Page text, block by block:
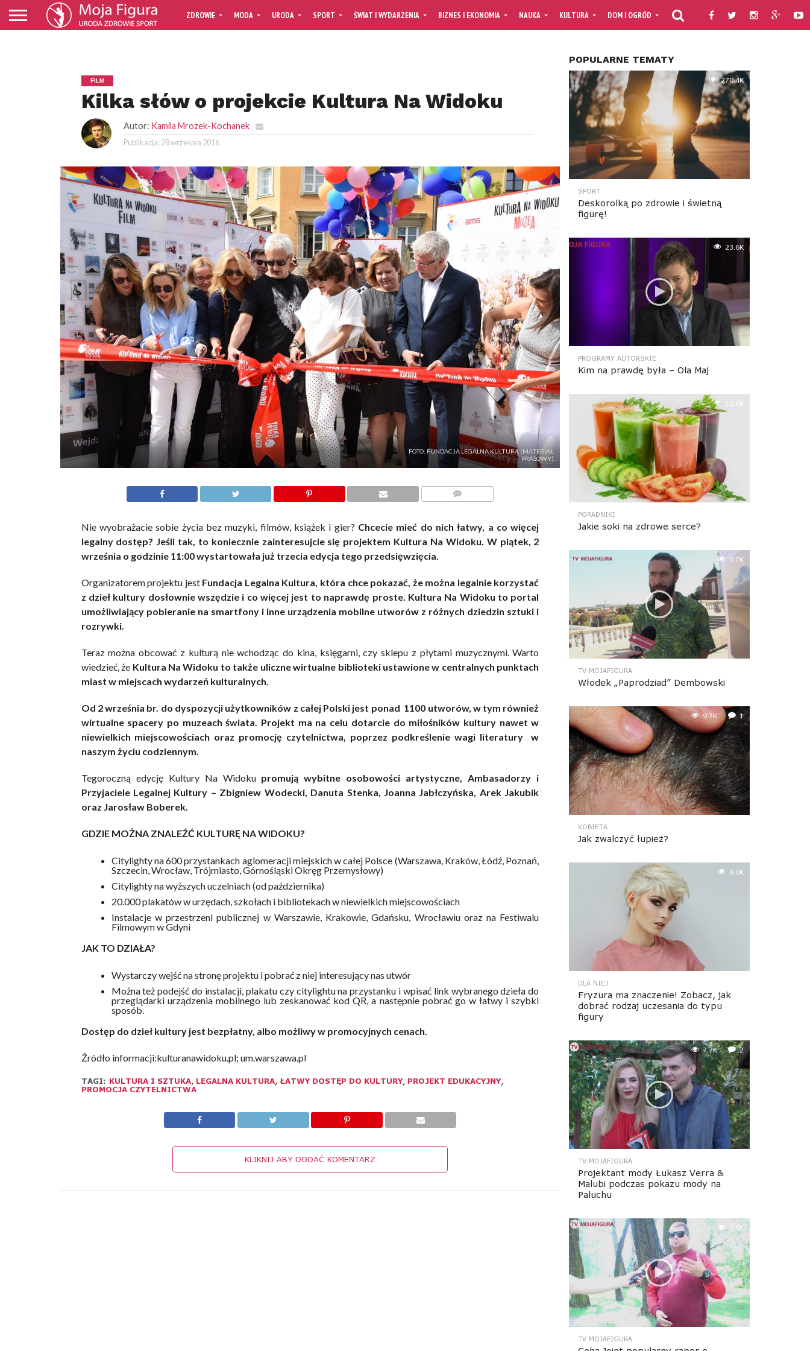
ZDROWIE MODA URODA SPORT ŚWIAT I WYDARZENIA BIZNES I EKONOMIA NAUKA KULTURA DOM I OGRÓD KULINARIA PORADNIKI TV
FILM
Kilka słów o projekcie Kultura Na Widoku
Autor: Kamila Mrozek-Kochanek
Publikacja: 28 września 2016
FOTO: FUNDACJA LEGALNA KULTURA (MATERIAŁ
PRASOWY)
Nie wyobrażacie sobie życia bez muzyki, filmów, książek i gier? Chcecie mieć do nich łatwy, a co więcej
legalny dostęp? Jeśli tak, to koniecznie zainteresujcie się projektem Kultura Na Widoku. W piątek, 2
września o godzinie 11:00 wystartowała już trzecia edycja tego przedsięwzięcia.
Organizatorem projektu jest Fundacja Legalna Kultura, która chce pokazać, że można legalnie korzystać
z dzieł kultury dosłownie wszędzie i co więcej jest to naprawdę proste. Kultura Na Widoku to portal
umożliwiający pobieranie na smartfony i inne urządzenia mobilne utworów z różnych dziedzin sztuki i
rozrywki.
Teraz można obcować z kulturą nie wchodząc do kina, księgarni, czy sklepu z płytami muzycznymi. Warto
wiedzieć, że Kultura Na Widoku to także uliczne wirtualne biblioteki ustawione w centralnych punktach
miast w miejscach wydarzeń kulturalnych.
Od 2 września br. do dyspozycji użytkowników z całej Polski jest ponad 1100 utworów, w tym również
wirtualne spacery po muzeach świata. Projekt ma na celu dotarcie do miłośników kultury nawet w
niewielkich miejscowościach oraz promocję czytelnictwa, poprzez podkreślenie wagi literatury w
naszym życiu codziennym.
Tegoroczną edycję Kultury Na Widoku promują wybitne osobowości artystyczne, Ambasadorzy i
Przyjaciele Legalnej Kultury – Zbigniew Wodecki, Danuta Stenka, Joanna Jabłczyńska, Arek Jakubik
oraz Jarosław Boberek.
GDZIE MOŻNA ZNALEŹĆ KULTURĘ NA WIDOKU?
Citylighty na 600 przystankach aglomeracji miejskich w całej Polsce (Warszawa, Kraków, Łódź, Poznań,
Szczecin, Wrocław, Trójmiasto, Górnośląski Okręg Przemysłowy)
Citylighty na wyższych uczelniach (od października)
20.000 plakatów w urzędach, szkołach i bibliotekach w niewielkich miejscowościach
Instalacje w przestrzeni publicznej w Warszawie, Krakowie, Gdańsku, Wrocławiu oraz na Festiwalu
Filmowym w Gdyni
JAK TO DZIAŁA?
Wystarczy wejść na stronę projektu i pobrać z niej interesujący nas utwór
Można też podejść do instalacji, plakatu czy citylightu na przystanku i wpisać link wybranego dzieła do
przeglądarki urządzenia mobilnego lub zeskanować kod QR, a następnie pobrać go w łatwy i szybki
sposób.
Dostęp do dzieł kultury jest bezpłatny, albo możliwy w promocyjnych cenach.
Źródło informacji:kulturanawidoku.pl; um.warszawa.pl
TAGI: KULTURA I SZTUKA, LEGALNA KULTURA, ŁATWY DOSTĘP DO KULTURY, PROJEKT EDUKACYJNY,
PROMOCJA CZYTELNICTWA
KLIKNIJ ABY DODAĆ KOMENTARZ
POPULARNE TEMATY
270.4K
SPORT
Deskorolką po zdrowie i świetną
figurę!
23.6K
PROGRAMY AUTORSKIE
Kim na prawdę była – Ola Maj
12.6K
PORADNIKI
Jakie soki na zdrowe serce?
9.7K
TV MOJAFIGURA
Włodek „Paprodziad” Dembowski
9.7K 1
KOBIETA
Jak zwalczyć łupież?
8.0K
DLA NIEJ
Fryzura ma znaczenie! Zobacz, jak
dobrać rodzaj uczesania do typu
figury
7.7K 2
TV MOJAFIGURA
Projektant mody Łukasz Verra &
Malubi podczas pokazu mody na
Paluchu
7.5K
TV MOJAFIGURA